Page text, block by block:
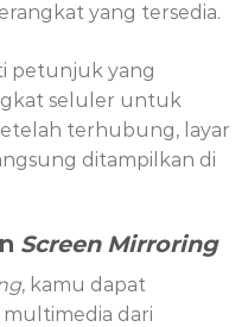
yang tersedia.
petunjuk yang
seluler untuk
terhubung, layar
ditampilkan di
Screen Mirroring
, kamu dapat
dari